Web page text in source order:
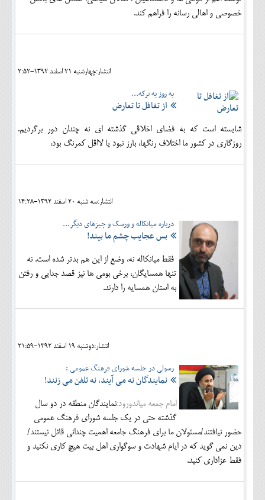
خصوصی و اهالی رسانه را فراهم کند.
انتشار:چهارشنبه 21 اسفند 1392-2:52
یه روز یه ترکه...
از تغافل تا تعارض
شایسته است که به فضای اخلاقی گذشته­ ای نه چندان دور برگردیم.
روزگاری در کشور ما اختلاف رنگ­ها، بارز نبود یا لااقل کمرنگ بود،
انتشار:سه شنبه 20 اسفند 1392-14:28
درباره میانکاله و ورسک و چیزهای دیگر...
بس عجایب چشم ما بیند!
فقط میانکاله نه، وضع از این هم بدتر شده است. نه
تنها همسایگان، برخی بومی ها نیز قصد جدایی و رفتن
به استان همسایه را دارند.
انتشار:دوشنبه 19 اسفند 1392-21:59
رسولی در جلسه شورای فرهنگ عمومی :
نمایندگان نه می آیند، نه تلفن می زنند!
امام جمعه میاندورود:نمایندگان منطقه در دو سال
گذشته حتی در یک جلسه شورای فرهنگ عمومی
حضور نیافتند/مسئولان ما برای فرهنگ جامعه اهمیت چندانی قائل نیستند/
دین نمی گوید که در ایام شهادت و سوگواری اهل بیت هیچ کاری نکنید و
فقط عزاداری کنید.